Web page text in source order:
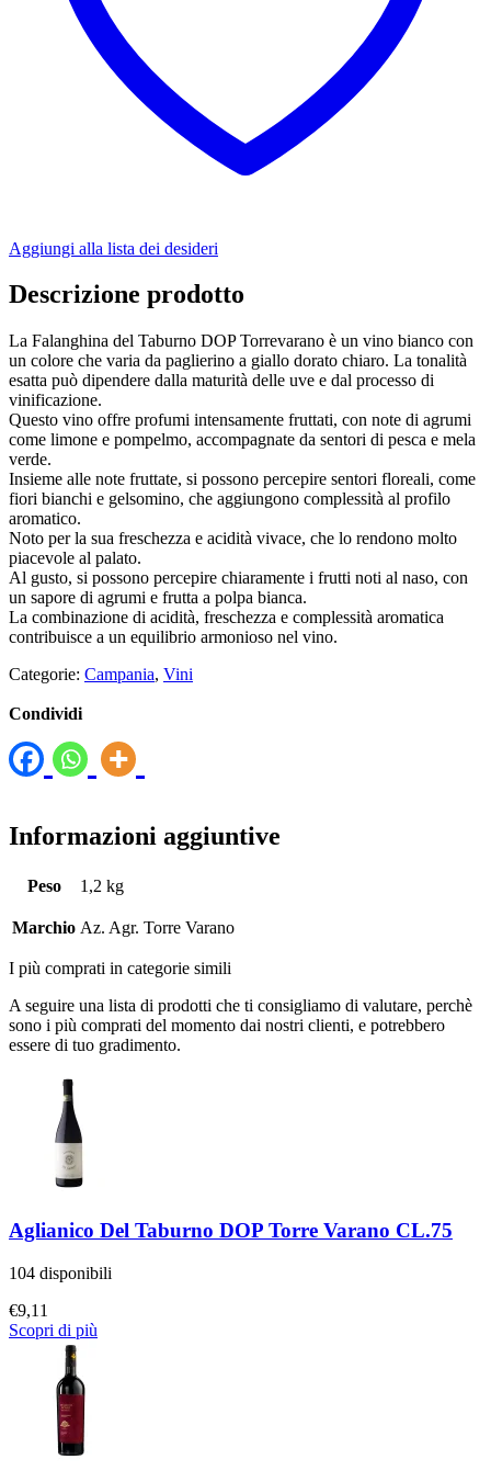
Aggiungi alla lista dei desideri
Descrizione prodotto
La Falanghina del Taburno DOP Torrevarano è un vino bianco con
un colore che varia da paglierino a giallo dorato chiaro. La tonalità
esatta può dipendere dalla maturità delle uve e dal processo di
vinificazione.
Questo vino offre profumi intensamente fruttati, con note di agrumi
come limone e pompelmo, accompagnate da sentori di pesca e mela
verde.
Insieme alle note fruttate, si possono percepire sentori floreali, come
fiori bianchi e gelsomino, che aggiungono complessità al profilo
aromatico.
Noto per la sua freschezza e acidità vivace, che lo rendono molto
piacevole al palato.
Al gusto, si possono percepire chiaramente i frutti noti al naso, con
un sapore di agrumi e frutta a polpa bianca.
La combinazione di acidità, freschezza e complessità aromatica
contribuisce a un equilibrio armonioso nel vino.
Categorie: Campania, Vini
Condividi
Informazioni aggiuntive
Peso 1,2 kg
Marchio Az. Agr. Torre Varano
I più comprati in categorie simili
A seguire una lista di prodotti che ti consigliamo di valutare, perchè
sono i più comprati del momento dai nostri clienti, e potrebbero
essere di tuo gradimento.
Aglianico Del Taburno DOP Torre Varano CL.75
104 disponibili
€9,11
Scopri di più